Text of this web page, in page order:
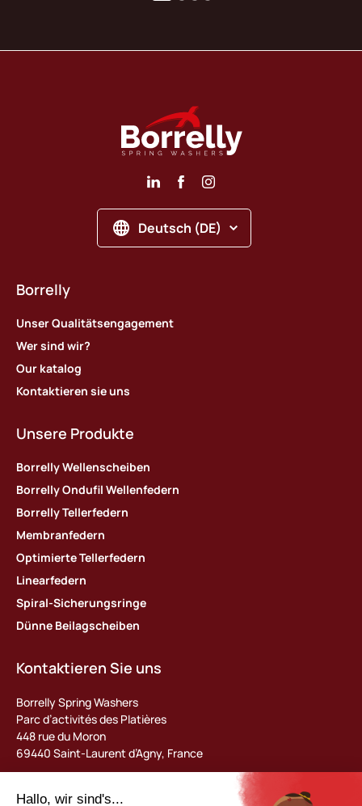
Deutsch (DE)
Borrelly
Unser Qualitätsengagement
Wer sind wir?
Our katalog
Kontaktieren sie uns
Unsere Produkte
Borrelly Wellenscheiben
Borrelly Ondufil Wellenfedern
Borrelly Tellerfedern
Membranfedern
Optimierte Tellerfedern
Linearfedern
Spiral-Sicherungsringe
Dünne Beilagscheiben
Kontaktieren Sie uns
Borrelly Spring Washers
Parc d’activités des Platières
448 rue du Moron
69440 Saint-Laurent d’Agny, France